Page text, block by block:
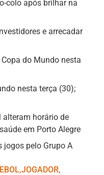
colo após brilhar na
e arrecadar
do Mundo nesta
nesta terça (30);
alteram horário de
em Porto Alegre
jogos pelo Grupo A
,ㅤJOGADOR,ㅤ